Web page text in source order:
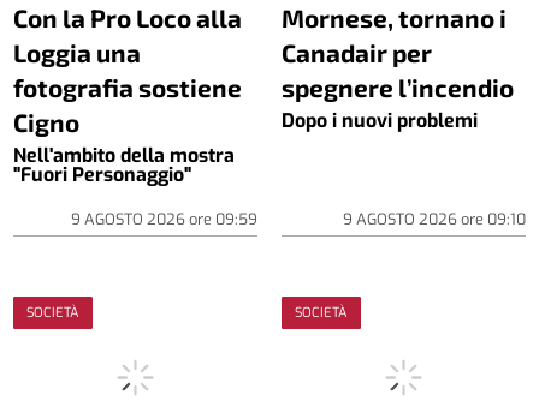
Con la Pro Loco alla
Loggia una
fotografia sostiene
Cigno
Nell'ambito della mostra
"Fuori Personaggio"
9 AGOSTO 2026ore 09:59
Mornese, tornano i
Canadair per
spegnere l’incendio
Dopo i nuovi problemi
9 AGOSTO 2026ore 09:10
SOCIETÀ SOCIETÀ